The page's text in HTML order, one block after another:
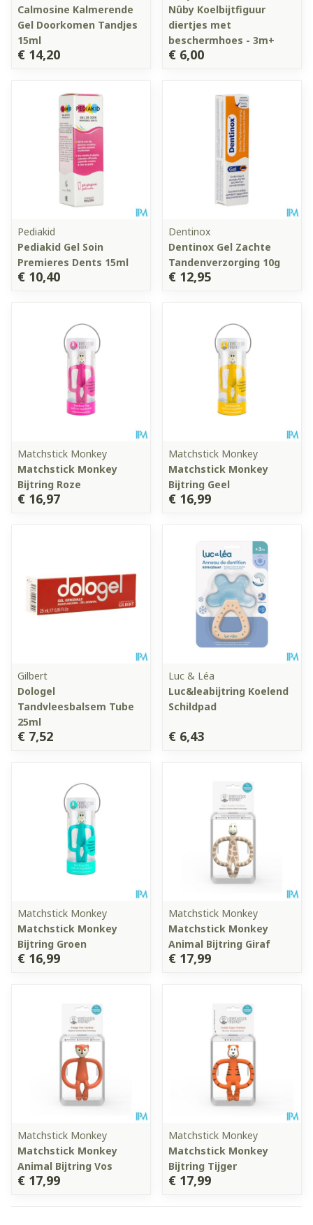
Calmosine Kalmerende
Gel Doorkomen Tandjes
15ml
€ 14,20
Nûby Koelbijtfiguur
diertjes met
beschermhoes - 3m+
€ 6,00
Pediakid
Pediakid Gel Soin
Premieres Dents 15ml
€ 10,40
Dentinox
Dentinox Gel Zachte
Tandenverzorging 10g
€ 12,95
Matchstick Monkey
Matchstick Monkey
Bijtring Roze
€ 16,97
Matchstick Monkey
Matchstick Monkey
Bijtring Geel
€ 16,99
Gilbert
Dologel
Tandvleesbalsem Tube
25ml
€ 7,52
Luc & Léa
Luc&leabijtring Koelend
Schildpad
€ 6,43
Matchstick Monkey
Matchstick Monkey
Bijtring Groen
€ 16,99
Matchstick Monkey
Matchstick Monkey
Animal Bijtring Giraf
€ 17,99
Matchstick Monkey
Matchstick Monkey
Animal Bijtring Vos
€ 17,99
Matchstick Monkey
Matchstick Monkey
Bijtring Tijger
€ 17,99